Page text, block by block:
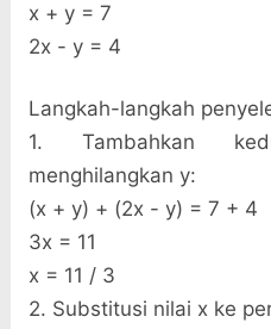
x + y = 7
2x - y = 4
Langkah-langkah
1. Tambahkan
menghilangkan y:
(x + y) + (2x - y) = 7 + 4
3x = 11
x = 11 / 3
2. Substitusi nilai x ke